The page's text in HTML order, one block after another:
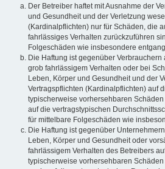
Der Betreiber haftet mit Ausnahme der
und Gesundheit und der Verletzung
(Kardinalpflichten) nur für Schäden, die
fahrlässiges Verhalten zurückzuführen
Folgeschäden wie insbesondere
Die Haftung ist gegenüber
grob fahrlässigem Verhalten oder bei
Leben, Körper und Gesundheit und der
Vertragspflichten (Kardinalpflichten) auf
typischerweise vorhersehbaren
auf die vertragstypischen
für mittelbare Folgeschäden wie
Die Haftung ist gegenüber
Leben, Körper und Gesundheit oder
fahrlässigem Verhalten des Betreibers
typischerweise vorhersehbaren